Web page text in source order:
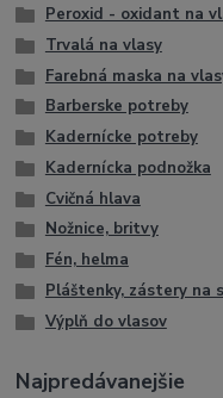
Peroxid - oxidant na
Trvalá na vlasy
Farebná maska na
Barberske potreby
Kadernícke potreby
Kadernícka podnožka
Cvičná hlava
Nožnice, britvy
Fén, helma
Pláštenky, zástery na
Výplň do vlasov
Najpredávanejšie